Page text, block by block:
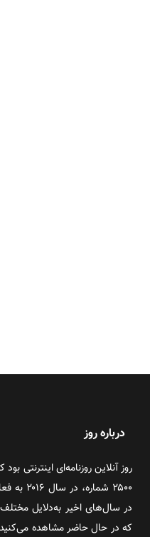
درباره روز
۲۵۰۰
در سال‌های اخیر به‌دلایل
که در حال حاضر مشاهده